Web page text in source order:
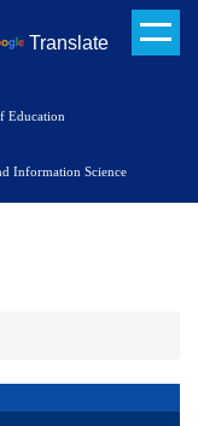
Translate
Education
Information Science